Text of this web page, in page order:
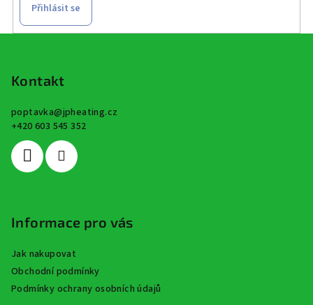
Přihlásit se
Kontakt
poptavka@jpheating.cz
+420 603 545 352
Informace pro vás
Jak nakupovat
Obchodní podmínky
Podmínky ochrany osobních údajů